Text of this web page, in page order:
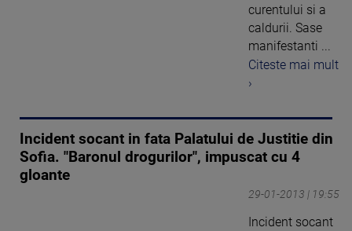
curentului si a
caldurii. Sase
manifestanti ...
Citeste mai mult
›
Incident socant in fata Palatului de Justitie din
Sofia. "Baronul drogurilor", impuscat cu 4
gloante
29-01-2013 | 19:55
Incident socant